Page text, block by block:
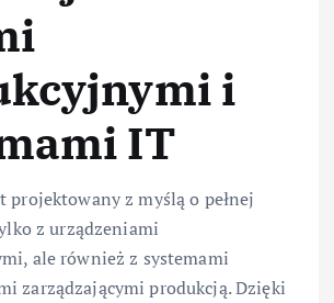
i
IT
projektowany z myślą o pełnej
z urządzeniami
ale również z systemami
zarządzającymi produkcją. Dzięki